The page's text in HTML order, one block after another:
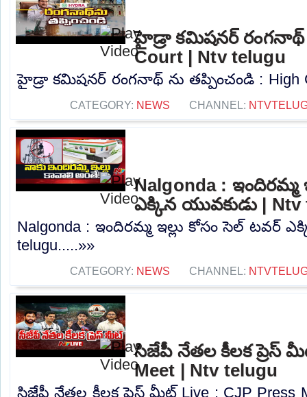
హైడ్రా కమిషనర్ రంగనాథ్
Court | Ntv telugu
హైడ్రా కమిషనర్ రంగనాథ్ ను తప్పించండి : High
CATEGORY: NEWS CHANNEL:
Nalgonda : ఇందిరమ్మ
ఎక్కిన యువకుడు | Ntv
Nalgonda : ఇందిరమ్మ ఇల్లు కోసం సెల్ టవర్
telugu.....»»
CATEGORY: NEWS CHANNEL:
సిజేపీ నేతల కీలక ప్రెస్
Meet | Ntv telugu
సిజేపీ నేతల కీలక ప్రెస్ మీట్ Live : CJP Press